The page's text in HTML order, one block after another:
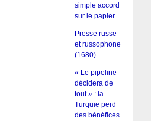
simple accord
sur le papier
Presse russe
et russophone
(1680)
« Le pipeline
décidera de
tout » : la
Turquie perd
des bénéfices